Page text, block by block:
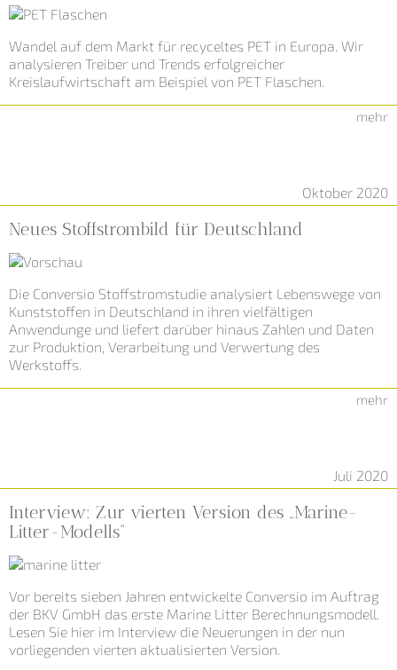
Wandel auf dem Markt für recyceltes PET in Europa. Wir
analysieren Treiber und Trends erfolgreicher
Kreislaufwirtschaft am Beispiel von PET Flaschen.
mehr
Oktober 2020
Neues Stoffstrombild für Deutschland
Die Conversio Stoffstromstudie analysiert Lebenswege von
Kunststoffen in Deutschland in ihren vielfältigen
Anwendunge und liefert darüber hinaus Zahlen und Daten
zur Produktion, Verarbeitung und Verwertung des
Werkstoffs.
mehr
Juli 2020
Interview: Zur vierten Version des „Marine-
Litter-Modells“
Vor bereits sieben Jahren entwickelte Conversio im Auftrag
der BKV GmbH das erste Marine Litter Berechnungsmodell.
Lesen Sie hier im Interview die Neuerungen in der nun
vorliegenden vierten aktualisierten Version.